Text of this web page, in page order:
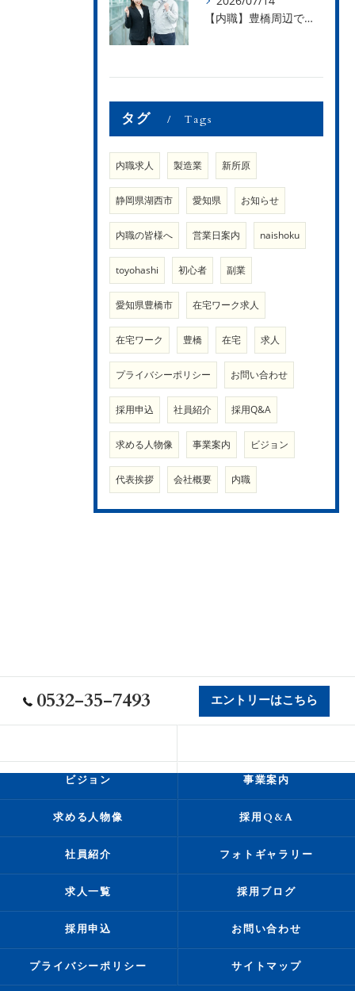
【内職】豊橋周辺で内職のお仕事を探している方募集中！【内職さまのお声②】
タグ Tags
内職求人 製造業 新所原
静岡県湖西市 愛知県 お知らせ
内職の皆様へ 営業日案内 naishoku
toyohashi 初心者 副業
愛知県豊橋市 在宅ワーク求人
在宅ワーク 豊橋 在宅 求人
プライバシーポリシー お問い合わせ
採用申込 社員紹介 採用Q&A
求める人物像 事業案内 ビジョン
代表挨拶 会社概要 内職
0532-35-7493 エントリーはこちら
ビジョン 事業案内
求める人物像 採用Q&A
社員紹介 フォトギャラリー
求人一覧 採用ブログ
採用申込 お問い合わせ
プライバシーポリシー サイトマップ